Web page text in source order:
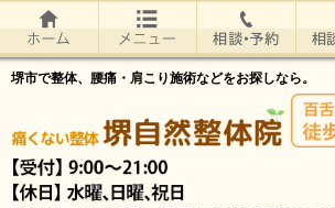
堺市で整体、腰痛・肩こり施術などをお探しなら。